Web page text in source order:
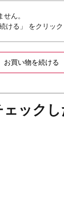
ん。
ける」 をクリッ
ェック